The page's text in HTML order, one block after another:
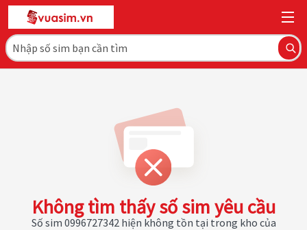
Không tìm thấy số sim yêu cầu
Số sim 0996727342 hiện không tồn tại trong kho của